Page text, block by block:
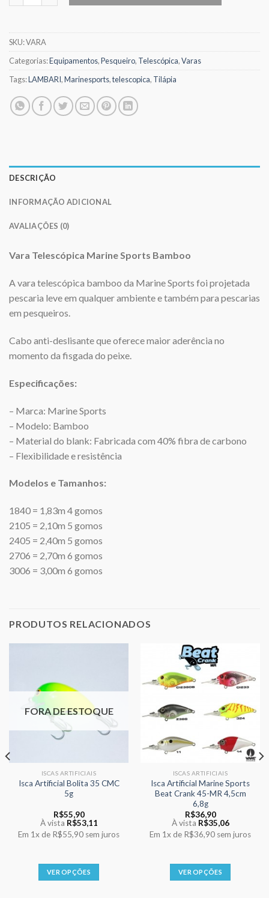
SKU:VARA
Categorias:Equipamentos,Pesqueiro, Telescópica,Varas
Tags:LAMBARI,Marinesports,telescopica, Tilápia
DESCRIÇÃO
INFORMAÇÃO ADICIONAL
AVALIAÇÕES (0)
Vara Telescópica Marine Sports Bamboo
A vara telescópica bamboo da Marine Sports foi projetada
pescaria leve em qualquer ambiente e também para pescarias
em pesqueiros.
Cabo anti-deslisante que oferece maior aderência no
momento da fisgada do peixe.
Especificações:
– Marca: Marine Sports
– Modelo: Bamboo
– Material do blank: Fabricada com 40% fibra de carbono
– Flexibilidade e resistência
Modelos e Tamanhos:
1840 = 1,83m 4 gomos
2105 = 2,10m 5 gomos
2405 = 2,40m 5 gomos
2706 = 2,70m 6 gomos
3006 = 3,00m 6 gomos
PRODUTOS RELACIONADOS
FORA DE ESTOQUE
ISCAS ARTIFICIAIS
Isca Artificial Bolita 35 CMC
5g
R$55,90
À vista R$53,11
Em 1xde R$55,90 sem juros
VER OPÇÕES
ISCAS ARTIFICIAIS
Isca Artificial Marine Sports
Beat Crank 45-MR 4,5cm
6,8g
R$36,90
À vista R$35,06
Em 1xde R$36,90 sem juros
VER OPÇÕES